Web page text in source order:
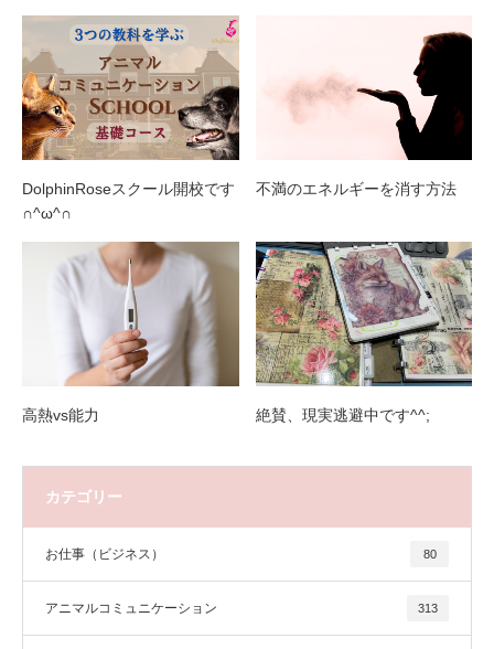
DolphinRoseスクール開校です
∩^ω^∩
不満のエネルギーを消す方法
高熱vs能力 絶賛、現実逃避中です^^;
カテゴリー
お仕事（ビジネス） 80
アニマルコミュニケーション 313